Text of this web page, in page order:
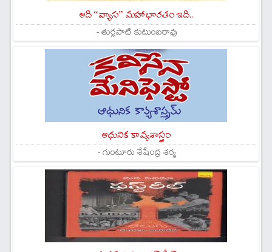
అది “వ్యాస” మహాభారతం ఇది..
- తుర్లపాటి కుటుంబరావు
ఆధునిక కావ్యశాస్త్రం
- గుంటూరు శేషేంద్ర శర్మ